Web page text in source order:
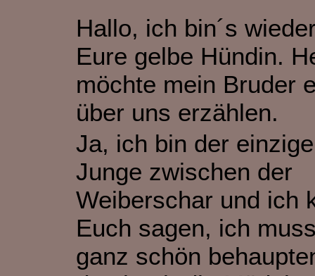
Hallo, ich bin´s
Eure gelbe Hündin.
möchte mein Bruder
über uns erzählen.
Ja, ich bin der einzige
Junge zwischen der
Weiberschar und ich
Euch sagen, ich
ganz schön